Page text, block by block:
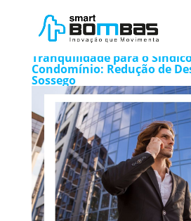
Condomínio Redução de
Tranquilidade para o
Condomínio: Redução de
Sossego